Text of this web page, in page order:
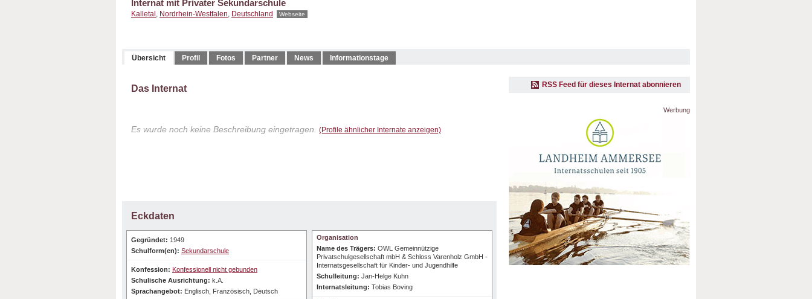
Internat mit Privater Sekundarschule
Kalletal , Nordrhein-Westfalen, Deutschland Webseite
Übersicht Profil Fotos Partner News Informationstage
Das Internat
Es wurde noch keine Beschreibung eingetragen. (Profile ähnlicher Internate anzeigen)
Eckdaten
Gegründet: 1949
Schulform(en): Sekundarschule
Konfession: Konfessionell nicht gebunden
Schulische Ausrichtung: k.A.
Sprachangebot: Englisch, Französisch, Deutsch
Organisation
Name des Trägers: OWL Gemeinnützige
Privatschulgesellschaft mbH & Schloss Varenholz GmbH -
Internatsgesellschaft für Kinder- und Jugendhilfe
Schulleitung: Jan-Helge Kuhn
Internatsleitung: Tobias Boving
RSS Feed für dieses Internat abonnieren
Werbung